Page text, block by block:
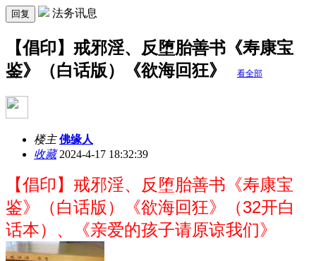
回复 法务讯息
【倡印】戒邪淫、反堕胎善书《寿康宝
鉴》（白话版）《欲海回狂》
看全部
楼主 佛缘人
收藏2024-4-17 18:32:39
【倡印】戒邪淫、反堕胎善书《寿康宝
鉴》（白话版）《欲海回狂》（32开白
话本）、《亲爱的孩子请原谅我们》